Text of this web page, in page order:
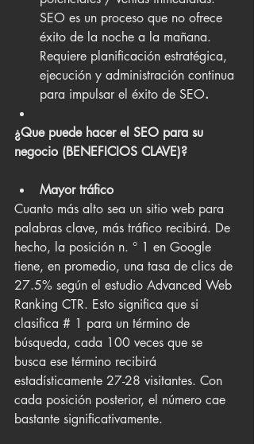
SEO es un proceso que no ofrece
éxito de la noche a la mañana.
Requiere planificación estratégica,
ejecución y administración continua
para impulsar el éxito de SEO.
¿Que puede hacer el SEO para su
negocio (BENEFICIOS CLAVE)?
Mayor tráfico
Cuanto más alto sea un sitio web para
palabras clave, más tráfico recibirá. De
hecho, la posición n. ° 1 en Google
tiene, en promedio, una tasa de clics de
27.5% según el estudio Advanced Web
Ranking CTR. Esto significa que si
clasifica # 1 para un término de
búsqueda, cada 100 veces que se
busca ese término recibirá
estadísticamente 27-28 visitantes. Con
cada posición posterior, el número cae
bastante significativamente.